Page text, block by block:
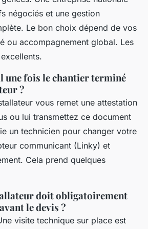
négociés et une gestion
Le bon choix dépend de vos
ou accompagnement global. Les
une fois le chantier terminé
?
vous remet une attestation
ou lui transmettez ce document
un technicien pour changer votre
communicant (Linky) et
Cela prend quelques
doit obligatoirement
le devis ?
visite technique sur place est